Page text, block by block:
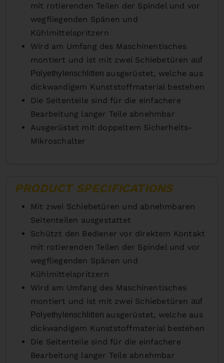
mit rotierenden Teilen der Spindel und vor
wegfliegenden Spänen und
Kühlmittelspritzern
Wird am Umfang des Maschinentisches
montiert und ist mit zwei Schiebetüren auf
Polyethylenschlitten ausgerüstet, welche aus
dickwandigem Kunststoffmaterial bestehen
Die Seitenteile sind für die einfachere
Bearbeitung langer Teile abnehmbar
Ausgerüstet mit doppeltem Sicherheits-
Mikroschalter
PRODUCT SPECIFICATIONS
Mit zwei Schiebetüren und abnehmbaren
Seitenteilen ausgestattet
Schützt den Bediener vor direktem Kontakt
mit rotierenden Teilen der Spindel und vor
wegfliegenden Spänen und
Kühlmittelspritzern
Wird am Umfang des Maschinentisches
montiert und ist mit zwei Schiebetüren auf
Polyethylenschlitten ausgerüstet, welche aus
dickwandigem Kunststoffmaterial bestehen
Die Seitenteile sind für die einfachere
Bearbeitung langer Teile abnehmbar